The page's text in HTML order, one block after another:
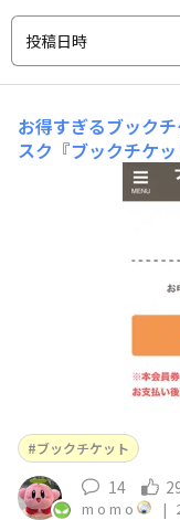
投稿日時
お得すぎるブック
スク『ブックチケ
ᵒ̴̶̷⸝⸝՞ 「1ヶ月で10
心配していました
ので1ヶ月で10冊
ブックチケット
14
m o m o |